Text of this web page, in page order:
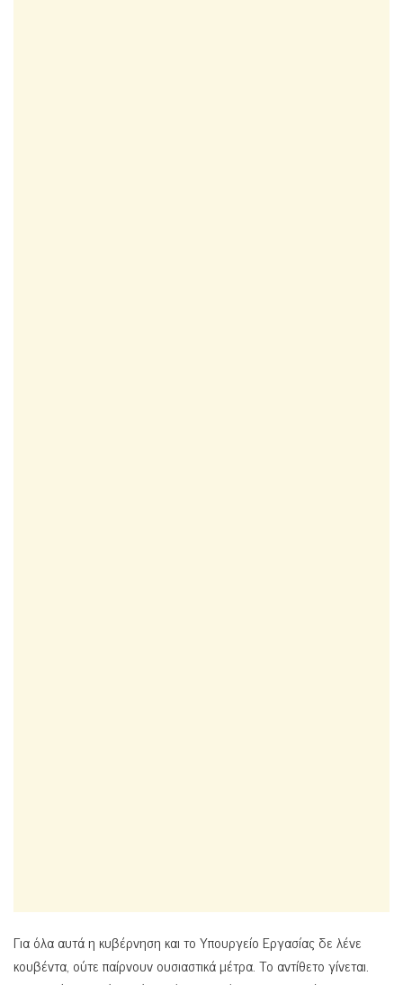
Για όλα αυτά η κυβέρνηση και το Υπουργείο Εργασίας δε λένε
κουβέντα, ούτε παίρνουν ουσιαστικά μέτρα. Το αντίθετο γίνεται.